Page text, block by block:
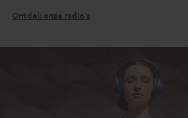
Ontdek onze radio's